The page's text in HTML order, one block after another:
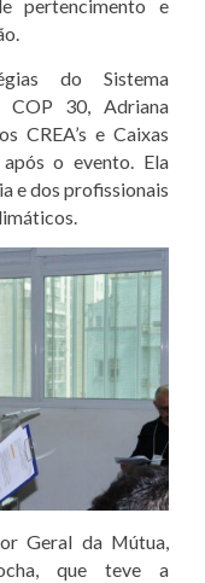
pertencimento e
do Sistema
COP 30, Adriana
CREA’s e Caixas
o evento. Ela
e dos profissionais
Geral da Mútua,
que teve a